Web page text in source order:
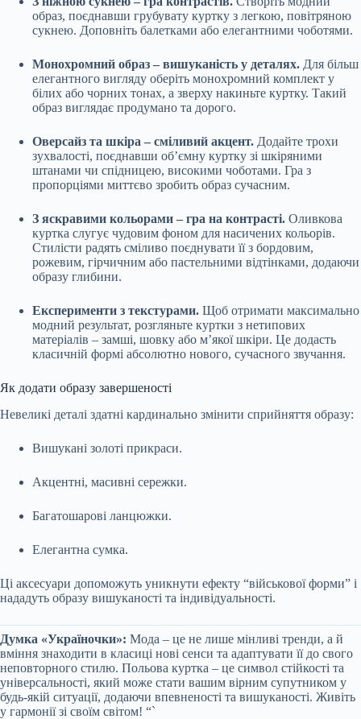
образ, поєднавши грубувату куртку з легкою, повітряною
сукнею. Доповніть балетками або елегантними чоботями.
Монохромний образ – вишуканість у деталях. Для більш
елегантного вигляду оберіть монохромний комплект у
білих або чорних тонах, а зверху накиньте куртку. Такий
образ виглядає продумано та дорого.
Оверсайз та шкіра – сміливий акцент. Додайте трохи
зухвалості, поєднавши об’ємну куртку зі шкіряними
штанами чи спідницею, високими чоботами. Гра з
пропорціями миттєво зробить образ сучасним.
З яскравими кольорами – гра на контрасті. Оливкова
куртка слугує чудовим фоном для насичених кольорів.
Стилісти радять сміливо поєднувати її з бордовим,
рожевим, гірчичним або пастельними відтінками, додаючи
образу глибини.
Експерименти з текстурами. Щоб отримати максимально
модний результат, розгляньте куртки з нетипових
матеріалів – замші, шовку або м’якої шкіри. Це додасть
класичній формі абсолютно нового, сучасного звучання.
Як додати образу завершеності
Невеликі деталі здатні кардинально змінити сприйняття образу:
Вишукані золоті прикраси.
Акцентні, масивні сережки.
Багатошарові ланцюжки.
Елегантна сумка.
Ці аксесуари допоможуть уникнути ефекту “військової форми” і
нададуть образу вишуканості та індивідуальності.
Думка «Україночки»: Мода – це не лише мінливі тренди, а й
вміння знаходити в класиці нові сенси та адаптувати її до свого
неповторного стилю. Польова куртка – це символ стійкості та
універсальності, який може стати вашим вірним супутником у
будь-якій ситуації, додаючи впевненості та вишуканості. Живіть
у гармонії зі своїм світом! “`